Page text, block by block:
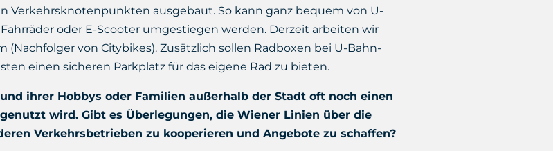
Verkehrsknotenpunkten ausgebaut. So kann ganz bequem von U-
oder E-Scooter umgestiegen werden. Derzeit arbeiten wir
von Citybikes). Zusätzlich sollen Radboxen bei U-Bahn-
einen sicheren Parkplatz für das eigene Rad zu bieten.
ihrer Hobbys oder Familien außerhalb der Stadt oft noch einen
wird. Gibt es Überlegungen, die Wiener Linien über die
Verkehrsbetrieben zu kooperieren und Angebote zu schaffen?